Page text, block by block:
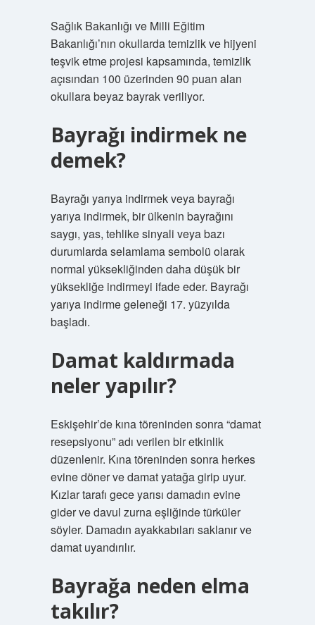
Sağlık Bakanlığı ve Milli Eğitim
Bakanlığı’nın okullarda temizlik ve hijyeni
teşvik etme projesi kapsamında, temizlik
açısından 100 üzerinden 90 puan alan
okullara beyaz bayrak veriliyor.
Bayrağı indirmek ne
demek?
Bayrağı yarıya indirmek veya bayrağı
yarıya indirmek, bir ülkenin bayrağını
saygı, yas, tehlike sinyali veya bazı
durumlarda selamlama sembolü olarak
normal yüksekliğinden daha düşük bir
yüksekliğe indirmeyi ifade eder. Bayrağı
yarıya indirme geleneği 17. yüzyılda
başladı.
Damat kaldırmada
neler yapılır?
Eskişehir’de kına töreninden sonra “damat
resepsiyonu” adı verilen bir etkinlik
düzenlenir. Kına töreninden sonra herkes
evine döner ve damat yatağa girip uyur.
Kızlar tarafı gece yarısı damadın evine
gider ve davul zurna eşliğinde türküler
söyler. Damadın ayakkabıları saklanır ve
damat uyandırılır.
Bayrağa neden elma
takılır?